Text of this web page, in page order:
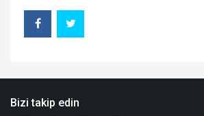
Bizi takip edin